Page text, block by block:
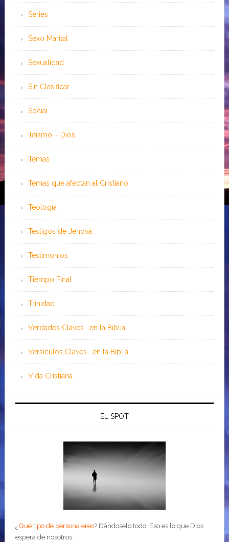
Series
Sexo Marital
Sexualidad
Sin Clasificar
Social
Teísmo – Dios
Temas
Temas que afectan al Cristiano
Teología
Testigos de Jehová
Testimonios
Tiempo Final
Trinidad
Verdades Claves …en la Biblia
Versículos Claves …en la Biblia
Vida Cristiana
EL SPOT
¿Qué tipo de persona eres? Dándoselo todo. Eso es lo que Dios
espera de nosotros.